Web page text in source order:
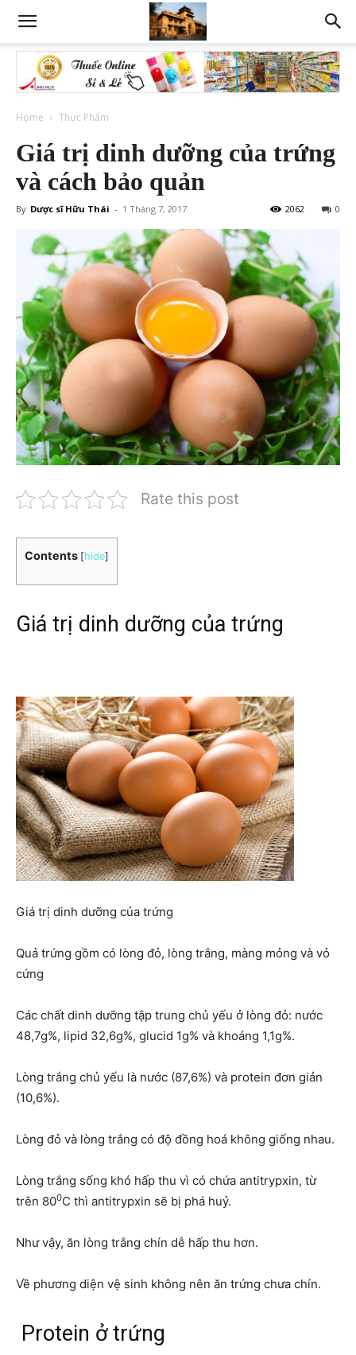
Home Thực Phẩm
Giá trị dinh dưỡng của trứng
và cách bảo quản
By Dược sĩ Hữu Thái - 1 Tháng 7, 2017 0
2062
Rate this post
Contents [hide]
Giá trị dinh dưỡng của trứng
Giá trị dinh dưỡng của trứng
Quả trứng gồm có lòng đỏ, lòng trắng, màng mỏng và vỏ
cứng
Các chất dinh dưỡng tập trung chủ yếu ở lòng đỏ: nước
48,7g%, lipid 32,6g%, glucid 1g% và khoáng 1,1g%.
Lòng trắng chủ yếu là nước (87,6%) và protein đơn giản
(10,6%).
Lòng đỏ và lòng trắng có độ đồng hoá không giống nhau.
Lòng trắng sống khó hấp thu vì có chứa antitrypxin, từ
trên 800C thì antitrypxin sẽ bị phá huỷ.
Như vậy, ăn lòng trắng chín dễ hấp thu hơn.
Về phương diện vệ sinh không nên ăn trứng chưa chín.
Protein ở trứng